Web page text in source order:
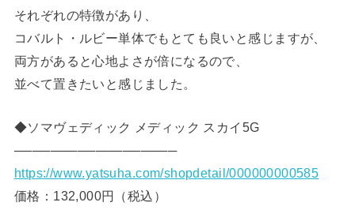
それぞれの特徴があり、
コバルト・ルビー単体でもとても良いと感じますが、
両方があると心地よさが倍になるので、
並べて置きたいと感じました。
◆ソマヴェディック メディック スカイ5G
──────────────────
https://www.yatsuha.com/shopdetail/000000000585
価格：132,000円（税込）